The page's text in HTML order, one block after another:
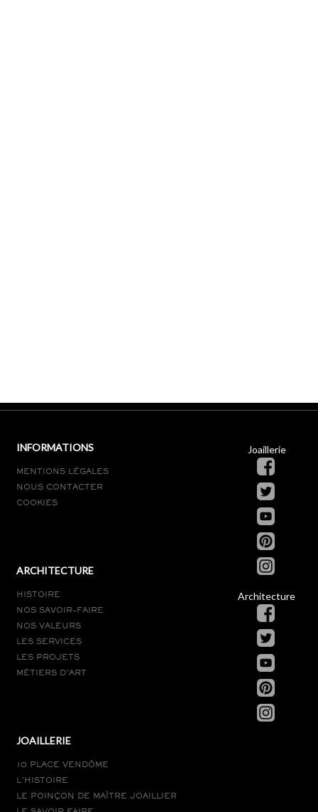
INFORMATIONS
MENTIONS LÉGALES
NOUS CONTACTER
COOKIES
ARCHITECTURE
HISTOIRE
NOS SAVOIR-FAIRE
NOS VALEURS
LES SERVICES
LES PROJETS
MÉTIERS D’ART
JOAILLERIE
10 PLACE VENDÔME
L’HISTOIRE
LE POINÇON DE MAÎTRE JOAILLIER
Joaillerie
Architecture